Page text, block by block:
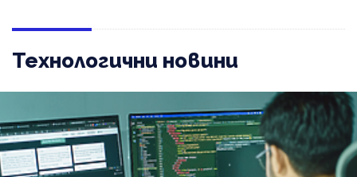
Технологични новини